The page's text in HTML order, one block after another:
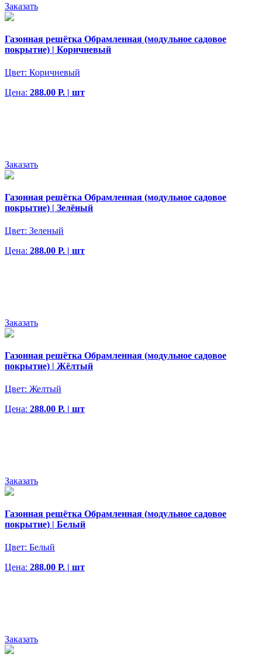
Заказать
Газонная решётка Обрамленная (модульное садовое
покрытие) | Коричневый
Цвет: Коричневый
Цена: 288.00 Р. | шт
Заказать
Газонная решётка Обрамленная (модульное садовое
покрытие) | Зелёный
Цвет: Зеленый
Цена: 288.00 Р. | шт
Заказать
Газонная решётка Обрамленная (модульное садовое
покрытие) | Жёлтый
Цвет: Желтый
Цена: 288.00 Р. | шт
Заказать
Газонная решётка Обрамленная (модульное садовое
покрытие) | Белый
Цвет: Белый
Цена: 288.00 Р. | шт
Заказать